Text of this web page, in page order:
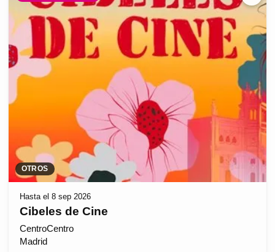
OTROS
Hasta el 8 sep 2026
Cibeles de Cine
CentroCentro
Madrid